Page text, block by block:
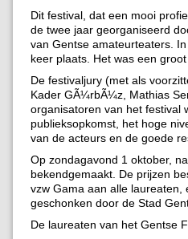
Dit festival, dat een mooi
de twee jaar georganiseerd
van Gentse amateurteaters.
keer plaats. Het was een groot
De festivaljury (met als
Kader GÃ¼rbÃ¼z, Mathias
organisatoren van het festival
publieksopkomst, het hoge
van de acteurs en de goede
Op zondagavond 1 oktober,
bekendgemaakt. De prijzen
vzw Gama aan alle
geschonken door de Stad
De laureaten van het Gentse